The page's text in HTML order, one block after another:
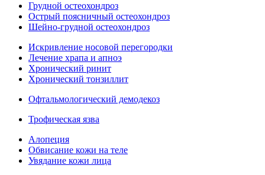
Грудной остеохондроз
Острый поясничный остеохондроз
Шейно-грудной остеохондроз
Искривление носовой перегородки
Лечение храпа и апноэ
Хронический ринит
Хронический тонзиллит
Офтальмологический демодекоз
Трофическая язва
Алопеция
Обвисание кожи на теле
Увядание кожи лица